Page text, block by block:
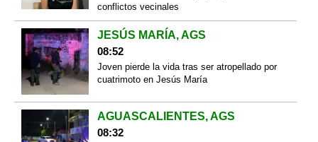
conflictos vecinales
JESÚS MARÍA, AGS
08:52
Joven pierde la vida tras ser atropellado por
cuatrimoto en Jesús María
AGUASCALIENTES, AGS
08:32